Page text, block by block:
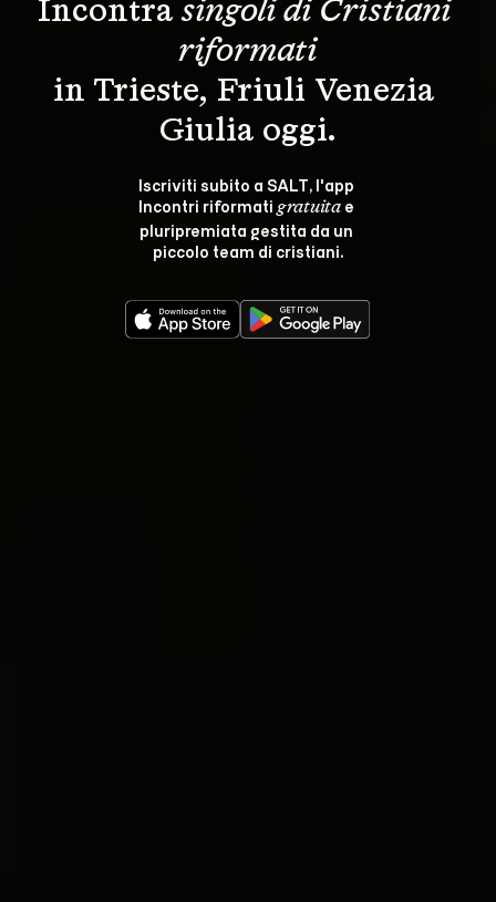
Incontra singoli di Cristiani
riformati
in Trieste, Friuli Venezia
Giulia oggi.
Iscriviti subito a SALT, l'app
Incontri riformati gratuita e
pluripremiata gestita da un
piccolo team di cristiani.